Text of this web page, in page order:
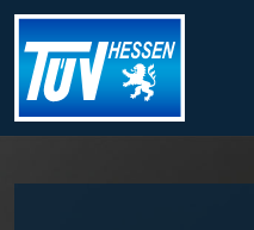
Zum Inhalt wechseln